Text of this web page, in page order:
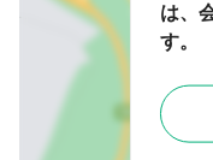
は、
す。